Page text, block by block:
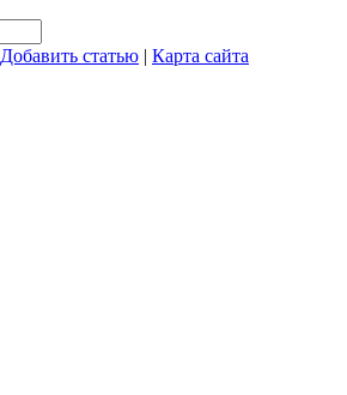
Добавить статью | Карта сайта